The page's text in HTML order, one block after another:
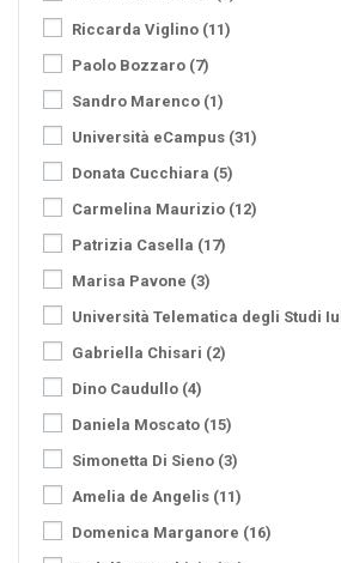
Riccarda Viglino (11)
Paolo Bozzaro (7)
Sandro Marenco (1)
Università eCampus (31)
Donata Cucchiara (5)
Carmelina Maurizio (12)
Patrizia Casella (17)
Marisa Pavone (3)
Università Telematica degli Studi Iul
Gabriella Chisari (2)
Dino Caudullo (4)
Daniela Moscato (15)
Simonetta Di Sieno (3)
Amelia de Angelis (11)
Domenica Marganore (16)